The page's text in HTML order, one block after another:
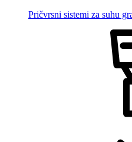
Pričvrsni sistemi za suhu